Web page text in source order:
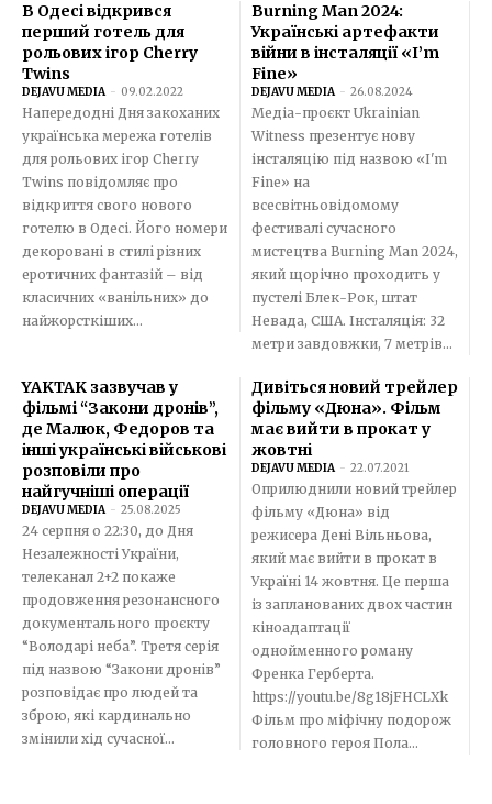
В Одесі відкрився
перший готель для
рольових ігор Cherry
Twins
DEJAVU MEDIA - 09.02.2022
Напередодні Дня закоханих
українська мережа готелів
для рольових ігор Cherry
Twins повідомляє про
відкриття свого нового
готелю в Одесі. Його номери
декоровані в стилі різних
еротичних фантазій – від
класичних «ванільних» до
найжорсткіших...
Burning Man 2024:
Українські артефакти
війни в інсталяції «I’m
Fine»
DEJAVU MEDIA - 26.08.2024
Медіа-проєкт Ukrainian
Witness презентує нову
інсталяцію під назвою «I'm
Fine» на
всесвітньовідомому
фестивалі сучасного
мистецтва Burning Man 2024,
який щорічно проходить у
пустелі Блек-Рок, штат
Невада, США. Інсталяція: 32
метри завдовжки, 7 метрів...
YAKTAK зазвучав у
фільмі “Закони дронів”,
де Малюк, Федоров та
інші українські військові
розповіли про
найгучніші операції
DEJAVU MEDIA - 25.08.2025
24 серпня о 22:30, до Дня
Незалежності України,
телеканал 2+2 покаже
продовження резонансного
документального проєкту
“Володарі неба”. Третя серія
під назвою “Закони дронів”
розповідає про людей та
зброю, які кардинально
змінили хід сучасної...
Дивіться новий трейлер
фільму «Дюна». Фільм
має вийти в прокат у
жовтні
DEJAVU MEDIA - 22.07.2021
Оприлюднили новий трейлер
фільму «Дюна» від
режисера Дені Вільньова,
який має вийти в прокат в
Україні 14 жовтня. Це перша
із запланованих двох частин
кіноадаптації
однойменного роману
Френка Герберта.
https://youtu.be/8g18jFHCLXk
Фільм про міфічну подорож
головного героя Пола...